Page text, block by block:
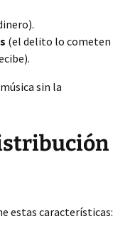
(el delito lo cometen
sin la
estas características: